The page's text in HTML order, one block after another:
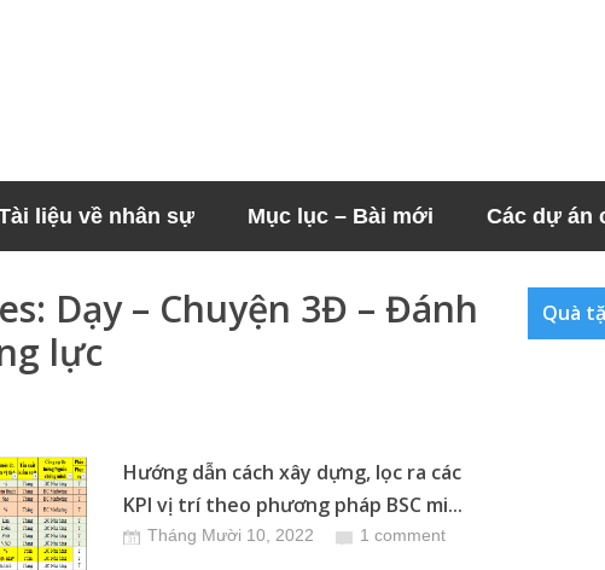
liệu về nhân sự Mục lục – Bài mới Các dự án
Dạy – Chuyện 3Đ – Đánh
lực
Hướng dẫn cách xây dựng, lọc ra các
KPI vị trí theo phương pháp BSC mi...
Tháng Mười 10, 2022 1 comment
Quà